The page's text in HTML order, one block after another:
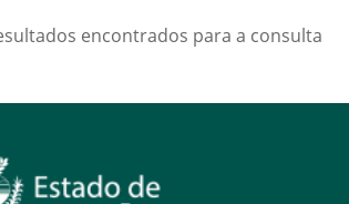
encontrados para a consulta